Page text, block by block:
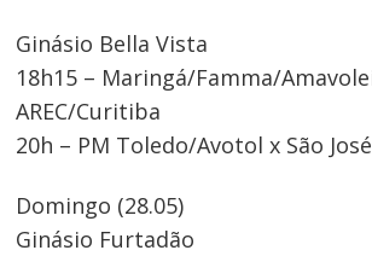
Ginásio Bella Vista
18h15 – Maringá/Famma/
AREC/Curitiba
20h – PM Toledo/Avotol x São
Domingo (28.05)
Ginásio Furtadão